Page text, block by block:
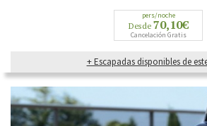
pers/noche
Desde 70,10€
Cancelación Gratis
+ Escapadas disponibles de